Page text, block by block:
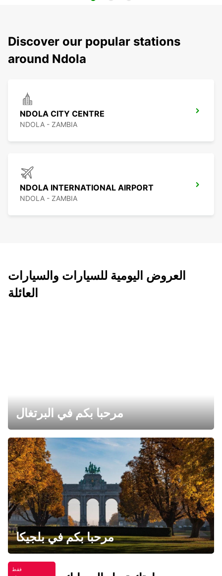
Discover our popular stations
around Ndola
NDOLA CITY CENTRE
NDOLA - ZAMBIA
NDOLA INTERNATIONAL AIRPORT
NDOLA - ZAMBIA
العروض اليومية للسيارات والسيارات
العائلة
مرحبا بكم في البرتغال
مرحبا بكم في بلجيكا
فقط